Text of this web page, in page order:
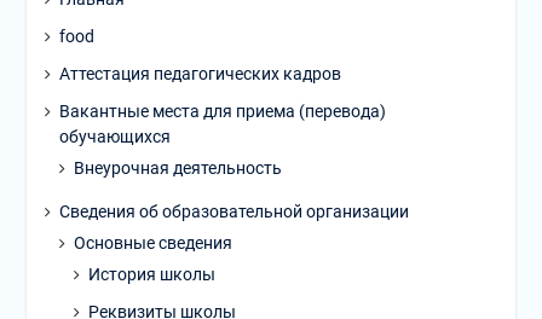
food
Аттестация педагогических кадров
Вакантные места для приема (перевода)
обучающихся
Внеурочная деятельность
Сведения об образовательной организации
Основные сведения
История школы
Реквизиты школы